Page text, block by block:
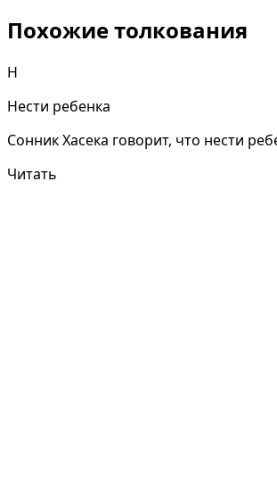
Похожие толкования
Н
Нести ребенка
Сонник Хасека говорит, что нести
Читать